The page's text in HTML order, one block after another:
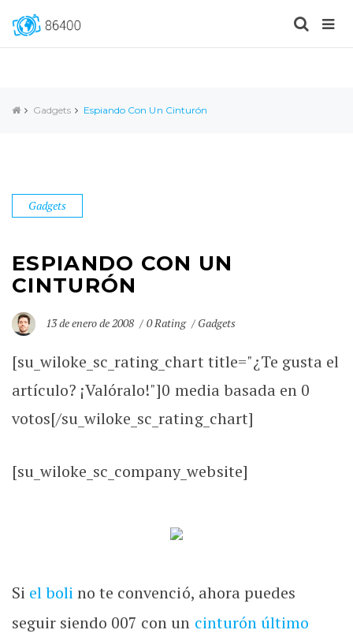
Gadgets Espiando Con Un Cinturón
Gadgets
ESPIANDO CON UN
CINTURÓN
13 de enero de 2008 0 Rating Gadgets
[su_wiloke_sc_rating_chart title="¿Te gusta el
artículo? ¡Valóralo!"]0 media basada en 0
votos[/su_wiloke_sc_rating_chart]
[su_wiloke_sc_company_website]
Si el boli no te convenció, ahora puedes
seguir siendo 007 con un cinturón último